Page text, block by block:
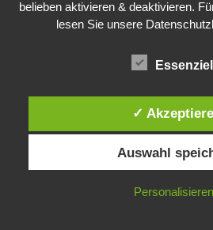
gemäß Art. 17 Abs. 1 DS-
so trifft die Margret Feltus
Technologie und der
Implementierungskosten
Maßnahmen, auch
andere für die
Verantwortliche, welche
– visual solutions| WordPress
belieben aktivieren & deaktivieren.
lesen Sie unsere
Essenziell
✓
Auswahl
Personalisieren